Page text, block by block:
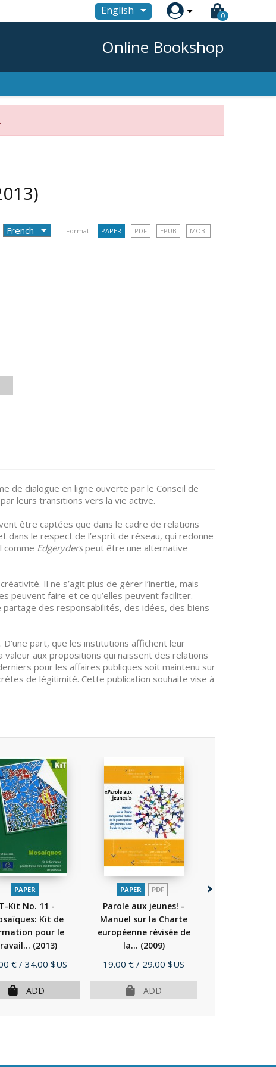
English  0
Online Bookshop
Format : PAPER PDF EPUB MOBI
de dialogue en ligne ouverte par le Conseil de
leurs transitions vers la vie active.
être captées que dans le cadre de relations
le respect de l’esprit de réseau, qui redonne
comme Edgeryderspeut être une alternative
Il ne s’agit plus de gérer l’inertie, mais
peuvent faire et ce qu’elles peuvent faciliter.
des responsabilités, des idées, des biens
D’une part, que les institutions affichent leur
aux propositions qui naissent des relations
pour les affaires publiques soit maintenu sur
de légitimité. Cette publication souhaite vise à
PAPER
T-Kit No. 11 -
Kit de
pour le
(2013)
€ / 34.00 $US
ADD
PAPER PDF
Parole aux jeunes! -
Manuel sur la Charte
européenne révisée de
la... (2009)
Price
19.00 € / 29.00 $US
ADD